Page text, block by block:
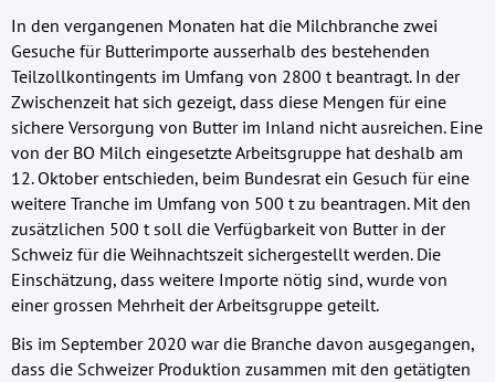
In den vergangenen Monaten hat die Milchbranche zwei
Gesuche für Butterimporte ausserhalb des bestehenden
Teilzollkontingents im Umfang von 2800 t beantragt. In der
Zwischenzeit hat sich gezeigt, dass diese Mengen für eine
sichere Versorgung von Butter im Inland nicht ausreichen. Eine
von der BO Milch eingesetzte Arbeitsgruppe hat deshalb am
12. Oktober entschieden, beim Bundesrat ein Gesuch für eine
weitere Tranche im Umfang von 500 t zu beantragen. Mit den
zusätzlichen 500 t soll die Verfügbarkeit von Butter in der
Schweiz für die Weihnachtszeit sichergestellt werden. Die
Einschätzung, dass weitere Importe nötig sind, wurde von
einer grossen Mehrheit der Arbeitsgruppe geteilt.
Bis im September 2020 war die Branche davon ausgegangen,
dass die Schweizer Produktion zusammen mit den getätigten